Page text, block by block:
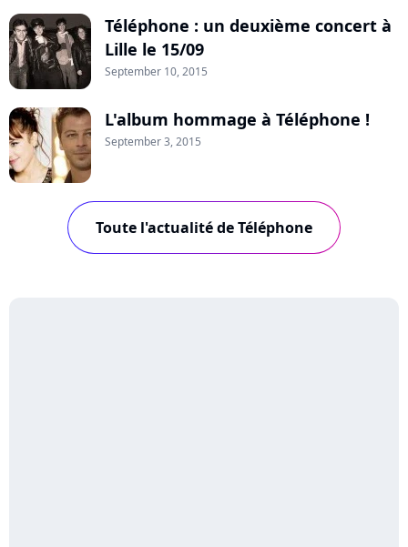
Téléphone : un deuxième concert à
Lille le 15/09
September 10, 2015
L'album hommage à Téléphone !
September 3, 2015
Toute l'actualité de Téléphone